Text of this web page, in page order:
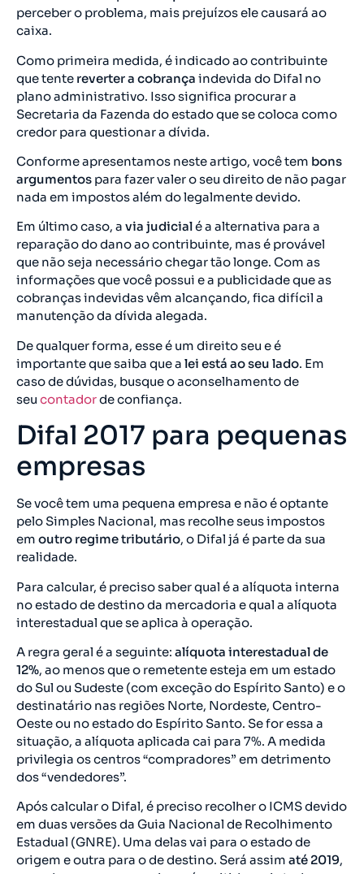
perceber o problema, mais prejuízos ele causará ao
caixa.
Como primeira medida, é indicado ao contribuinte
que tente reverter a cobrança indevida do Difal no
plano administrativo. Isso significa procurar a
Secretaria da Fazenda do estado que se coloca como
credor para questionar a dívida.
Conforme apresentamos neste artigo, você tem bons
argumentos para fazer valer o seu direito de não pagar
nada em impostos além do legalmente devido.
Em último caso, a via judicialé a alternativa para a
reparação do dano ao contribuinte, mas é provável
que não seja necessário chegar tão longe. Com as
informações que você possui e a publicidade que as
cobranças indevidas vêm alcançando, fica difícil a
manutenção da dívida alegada.
De qualquer forma, esse é um direito seu e é
importante que saiba que a lei está ao seu lado. Em
caso de dúvidas, busque o aconselhamento de
seu contadorde confiança.
Difal 2017 para pequenas
empresas
Se você tem uma pequena empresa e não é optante
pelo Simples Nacional, mas recolhe seus impostos
em outro regime tributário, o Difal já é parte da sua
realidade.
Para calcular, é preciso saber qual é a alíquota interna
no estado de destino da mercadoria e qual a alíquota
interestadual que se aplica à operação.
A regra geral é a seguinte: alíquota interestadual de
12%, ao menos que o remetente esteja em um estado
do Sul ou Sudeste (com exceção do Espírito Santo) e o
destinatário nas regiões Norte, Nordeste, Centro-
Oeste ou no estado do Espírito Santo. Se for essa a
situação, a alíquota aplicada cai para 7%. A medida
privilegia os centros “compradores” em detrimento
dos “vendedores”.
Após calcular o Difal, é preciso recolher o ICMS devido
em duas versões da Guia Nacional de Recolhimento
Estadual (GNRE). Uma delas vai para o estado de
origem e outra para o de destino. Será assim até 2019,